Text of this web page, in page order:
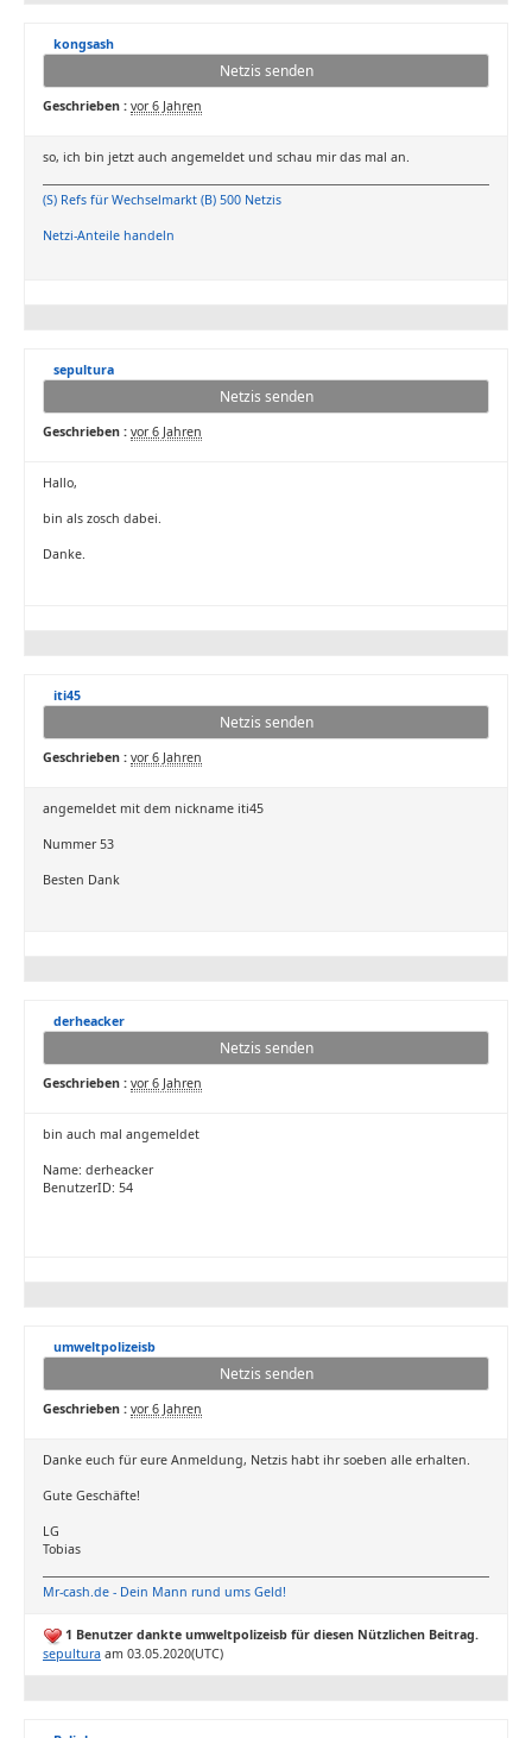
kongsash
Netzis senden
Geschrieben : vor 6 Jahren
so, ich bin jetzt auch angemeldet und schau mir das mal an.
(S) Refs für Wechselmarkt (B) 500 Netzis
Netzi-Anteile handeln
sepultura
Netzis senden
Geschrieben : vor 6 Jahren
Hallo,
bin als zosch dabei.
Danke.
iti45
Netzis senden
Geschrieben : vor 6 Jahren
angemeldet mit dem nickname iti45
Nummer 53
Besten Dank
derheacker
Netzis senden
Geschrieben : vor 6 Jahren
bin auch mal angemeldet
Name: derheacker
BenutzerID: 54
umweltpolizeisb
Netzis senden
Geschrieben : vor 6 Jahren
Danke euch für eure Anmeldung, Netzis habt ihr soeben alle erhalten.
Gute Geschäfte!
LG
Tobias
Mr-cash.de - Dein Mann rund ums Geld!
1 Benutzer dankte umweltpolizeisb für diesen Nützlichen Beitrag.
sepultura am 03.05.2020(UTC)